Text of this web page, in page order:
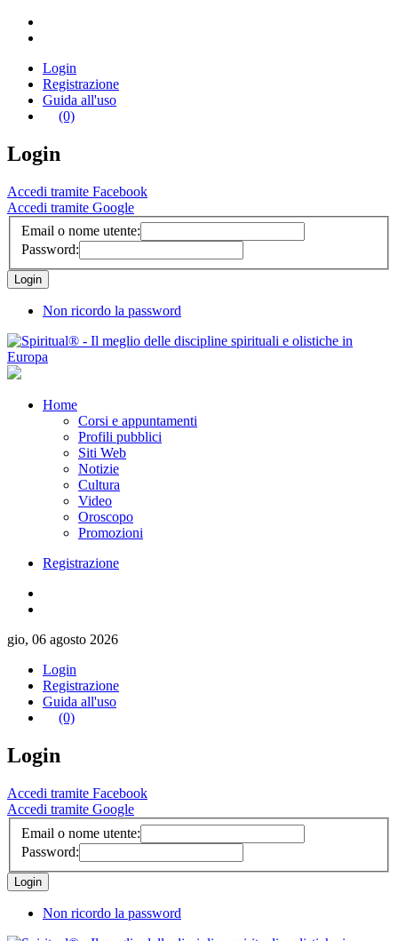
Login
Registrazione
Guida all'uso
(0)
Login
Accedi tramite Facebook
Accedi tramite Google
Email o nome utente:
Password:
Non ricordo la password
Home
Corsi e appuntamenti
Profili pubblici
Siti Web
Notizie
Cultura
Video
Oroscopo
Promozioni
Registrazione
gio, 06 agosto 2026
Login
Registrazione
Guida all'uso
(0)
Login
Accedi tramite Facebook
Accedi tramite Google
Email o nome utente:
Password:
Non ricordo la password